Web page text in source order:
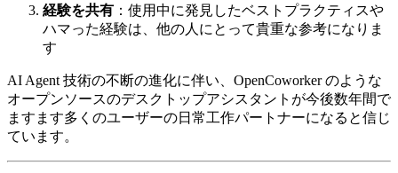
経験を共有 ：使用中に発見したベストプラクティスや
ハマった経験は、他の人にとって貴重な参考になりま
す
AI Agent 技術の不断の進化に伴い、OpenCoworker のような
オープンソースのデスクトップアシスタントが今後数年間で
ますます多くのユーザーの日常工作パートナーになると信じ
ています。